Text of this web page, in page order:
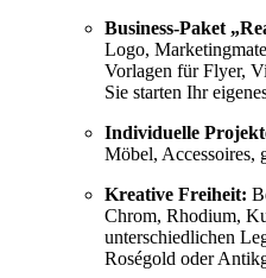
Business-Paket
Logo,
Vorlagen für Flyer,
Sie starten Ihr
Individuelle
Möbel, Accessoires,
Kreative Freiheit:
Chrom, Rhodium,
unterschiedlichen
Roségold oder